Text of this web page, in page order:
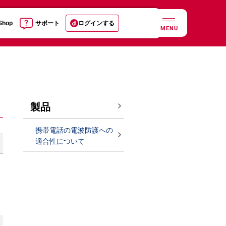
サポート ログインする
MENU
製品
携帯電話の電波防護への
適合性について